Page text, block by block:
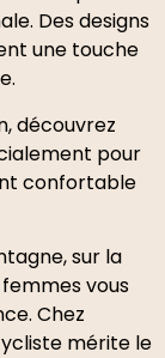
Des designs
une touche
découvrez
pour
confortable
sur la
vous
Chez
mérite le